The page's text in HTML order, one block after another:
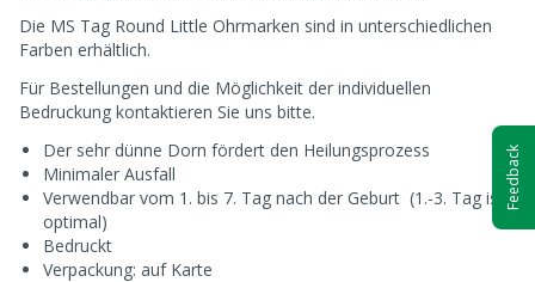
Die MS Tag Round Little Ohrmarken sind in unterschiedlichen
Farben erhältlich.
Für Bestellungen und die Möglichkeit der individuellen
Bedruckung kontaktieren Sie uns bitte.
Der sehr dünne Dorn fördert den Heilungsprozess
Minimaler Ausfall
Verwendbar vom 1. bis 7. Tag nach der Geburt (1.-3. Tag ist
optimal)
Bedruckt
Verpackung: auf Karte
Feedback